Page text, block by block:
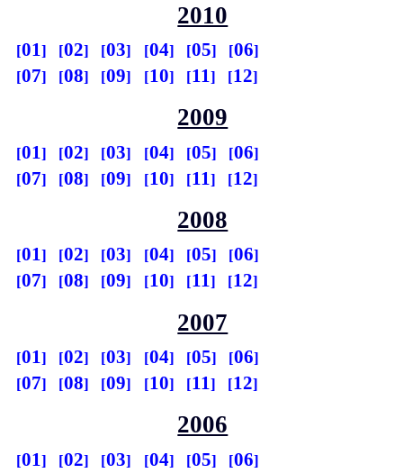
2010
01 02 03 04 05
06
07
08 09 10 11 12
2009
01 02 03 04 05
06
07
08 09 10 11 12
2008
01 02 03 04 05
06
07
08 09 10 11 12
2007
01 02 03 04 05
06
07
08 09 10 11 12
2006
01 02 03 04 05
06